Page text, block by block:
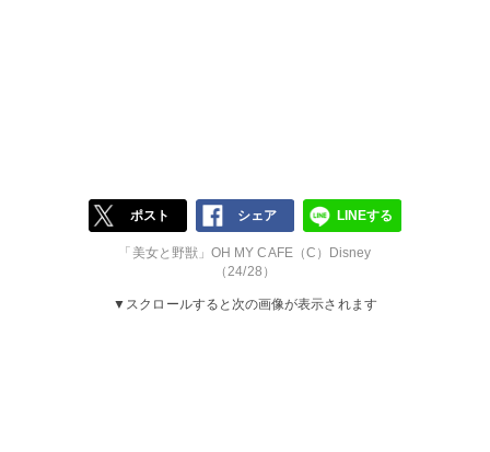
ポスト シェア LINEする
「美女と野獣」OH MY CAFE（C）Disney
（24/28）
▼スクロールすると次の画像が表示されます